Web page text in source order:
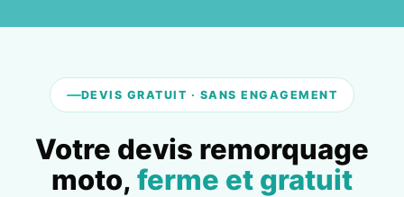
DEVIS GRATUIT · SANS ENGAGEMENT
Votre devis remorquage
moto, ferme et gratuit